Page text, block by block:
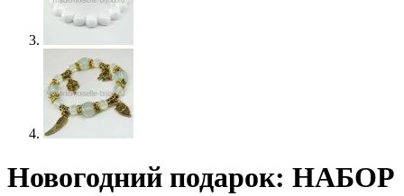
Новогодний подарок: НАБОР